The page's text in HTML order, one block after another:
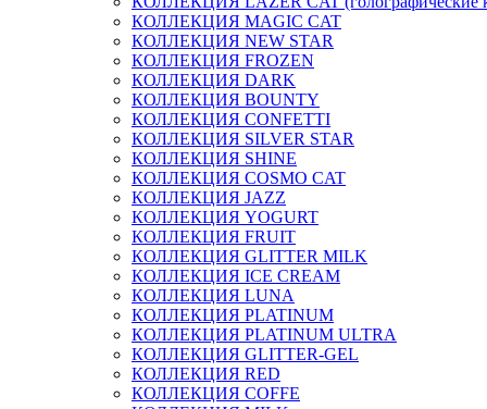
КОЛЛЕКЦИЯ MAGIC CAT
КОЛЛЕКЦИЯ NEW STAR
КОЛЛЕКЦИЯ FROZEN
КОЛЛЕКЦИЯ DARK
КОЛЛЕКЦИЯ BOUNTY
КОЛЛЕКЦИЯ CONFETTI
КОЛЛЕКЦИЯ SILVER STAR
КОЛЛЕКЦИЯ SHINE
КОЛЛЕКЦИЯ COSMO CAT
КОЛЛЕКЦИЯ JAZZ
КОЛЛЕКЦИЯ YOGURT
КОЛЛЕКЦИЯ FRUIT
КОЛЛЕКЦИЯ GLITTER MILK
КОЛЛЕКЦИЯ ICE CREAM
КОЛЛЕКЦИЯ LUNA
КОЛЛЕКЦИЯ PLATINUM
КОЛЛЕКЦИЯ PLATINUM ULTRA
КОЛЛЕКЦИЯ GLITTER-GEL
КОЛЛЕКЦИЯ RED
КОЛЛЕКЦИЯ COFFE